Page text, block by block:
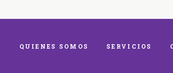
QUIENES SOMOS SERVICIOS